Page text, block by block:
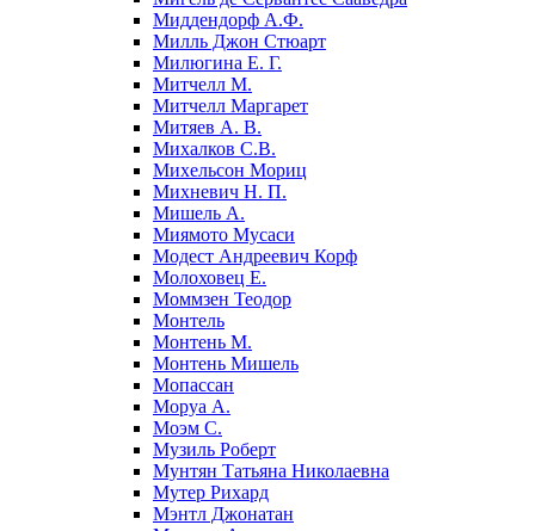
Миддендорф А.Ф.
Милль Джон Стюарт
Милюгина Е. Г.
Митчелл М.
Митчелл Маргарет
Митяев А. В.
Михалков С.В.
Михельсон Мориц
Михневич Н. П.
Мишель А.
Миямото Мусаси
Модест Андреевич Корф
Молоховец Е.
Моммзен Теодор
Монтель
Монтень М.
Монтень Мишель
Мопассан
Моруа А.
Моэм С.
Музиль Роберт
Мунтян Татьяна Николаевна
Мутер Рихард
Мэнтл Джонатан